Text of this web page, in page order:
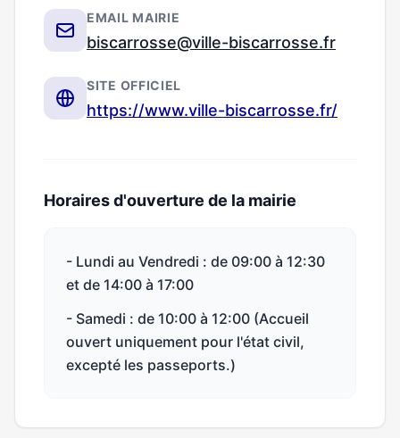
EMAIL MAIRIE
biscarrosse@ville-biscarrosse.fr
SITE OFFICIEL
https://www.ville-biscarrosse.fr/
Horaires d'ouverture de la mairie
- Lundi au Vendredi : de 09:00 à 12:30
et de 14:00 à 17:00
- Samedi : de 10:00 à 12:00 (Accueil
ouvert uniquement pour l'état civil,
excepté les passeports.)